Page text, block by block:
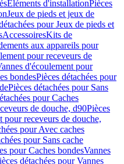
Eléments d'installationPièces
Jeux de pieds et jeux de
pour Jeux de pieds et
AccessoiresKits de
aux appareils pour
pour receveurs de
d'écoulement pour
bondesPièces détachées pour
Pièces détachées pour Sans
pour Caches
de douche, d90Pièces
pour receveurs de douche,
pour Avec caches
pour Sans cache
pour Caches bondesVannes
détachées pour Vannes